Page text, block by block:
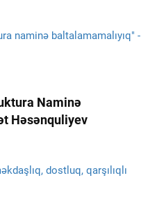
Naminə
Həsənquliyev